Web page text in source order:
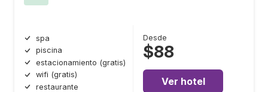
spa
piscina
estacionamiento (gratis)
wifi (gratis)
restaurante
Desde
$88
Ver hotel